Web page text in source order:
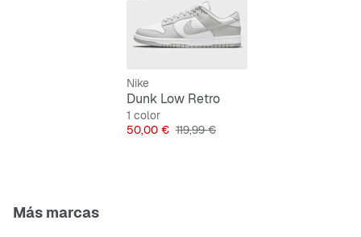
colores de los equipos universitarios.
Suela exterior de goma con punto de giro típico para el
baloncesto, aporta durabilidad, tracción y un estilo
Nike
Dunk Low Retro
1 color
Precio
50,00 € Precio original
119,99 €
Más marcas